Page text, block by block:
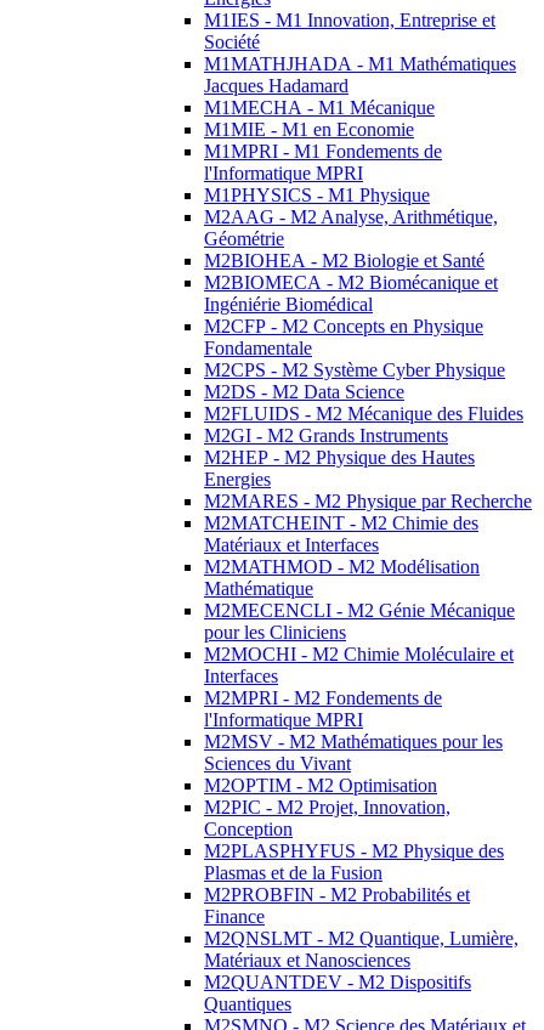
M1IES - M1 Innovation, Entreprise et
Société
M1MATHJHADA - M1 Mathématiques
Jacques Hadamard
M1MECHA - M1 Mécanique
M1MIE - M1 en Economie
M1MPRI - M1 Fondements de
l'Informatique MPRI
M1PHYSICS - M1 Physique
M2AAG - M2 Analyse, Arithmétique,
Géométrie
M2BIOHEA - M2 Biologie et Santé
M2BIOMECA - M2 Biomécanique et
Ingéniérie Biomédical
M2CFP - M2 Concepts en Physique
Fondamentale
M2CPS - M2 Système Cyber Physique
M2DS - M2 Data Science
M2FLUIDS - M2 Mécanique des Fluides
M2GI - M2 Grands Instruments
M2HEP - M2 Physique des Hautes
Energies
M2MARES - M2 Physique par Recherche
M2MATCHEINT - M2 Chimie des
Matériaux et Interfaces
M2MATHMOD - M2 Modélisation
Mathématique
M2MECENCLI - M2 Génie Mécanique
pour les Cliniciens
M2MOCHI - M2 Chimie Moléculaire et
Interfaces
M2MPRI - M2 Fondements de
l'Informatique MPRI
M2MSV - M2 Mathématiques pour les
Sciences du Vivant
M2OPTIM - M2 Optimisation
M2PIC - M2 Projet, Innovation,
Conception
M2PLASPHYFUS - M2 Physique des
Plasmas et de la Fusion
M2PROBFIN - M2 Probabilités et
Finance
M2QNSLMT - M2 Quantique, Lumière,
Matériaux et Nanosciences
M2QUANTDEV - M2 Dispositifs
Quantiques
M2SMNO - M2 Science des Matériaux et